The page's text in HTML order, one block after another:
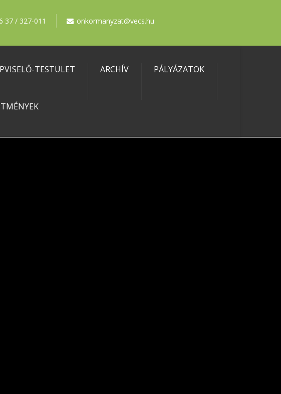
37 / 327-011 onkormanyzat@vecs.hu
TESTÜLET ARCHÍV PÁLYÁZATOK